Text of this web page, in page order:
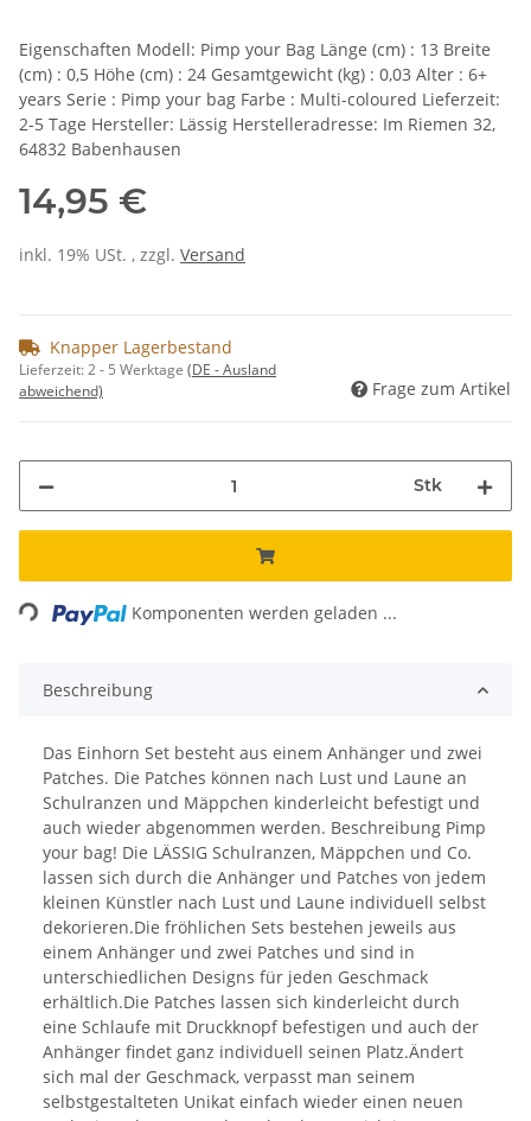
Eigenschaften Modell: Pimp your Bag Länge (cm) : 13 Breite
(cm) : 0,5 Höhe (cm) : 24 Gesamtgewicht (kg) : 0,03 Alter : 6+
years Serie : Pimp your bag Farbe : Multi-coloured Lieferzeit:
2-5 Tage Hersteller: Lässig Herstelleradresse: Im Riemen 32,
64832 Babenhausen
14,95 €
inkl. 19% USt. , zzgl. Versand
Knapper Lagerbestand
Lieferzeit:2 - 5 Werktage (DE - Ausland
abweichend)
Frage zum Artikel
Stk
Komponenten werden geladen ...
Beschreibung
Das Einhorn Set besteht aus einem Anhänger und zwei
Patches. Die Patches können nach Lust und Laune an
Schulranzen und Mäppchen kinderleicht befestigt und
auch wieder abgenommen werden. Beschreibung Pimp
your bag! Die LÄSSIG Schulranzen, Mäppchen und Co.
lassen sich durch die Anhänger und Patches von jedem
kleinen Künstler nach Lust und Laune individuell selbst
dekorieren.Die fröhlichen Sets bestehen jeweils aus
einem Anhänger und zwei Patches und sind in
unterschiedlichen Designs für jeden Geschmack
erhältlich.Die Patches lassen sich kinderleicht durch
eine Schlaufe mit Druckknopf befestigen und auch der
Anhänger findet ganz individuell seinen Platz.Ändert
sich mal der Geschmack, verpasst man seinem
selbstgestalteten Unikat einfach wieder einen neuen